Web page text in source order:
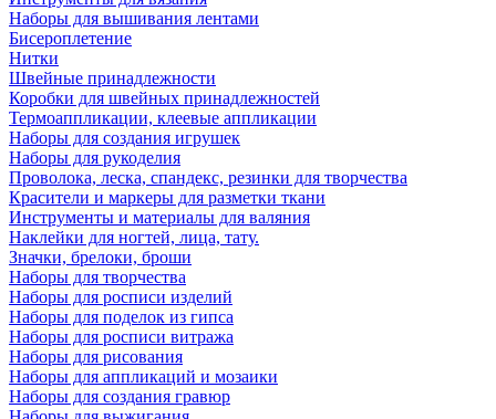
Наборы для вышивания лентами
Бисероплетение
Нитки
Швейные принадлежности
Коробки для швейных принадлежностей
Термоаппликации, клеевые аппликации
Наборы для создания игрушек
Наборы для рукоделия
Проволока, леска, спандекс, резинки для творчества
Красители и маркеры для разметки ткани
Инструменты и материалы для валяния
Наклейки для ногтей, лица, тату.
Значки, брелоки, броши
Наборы для творчества
Наборы для росписи изделий
Наборы для поделок из гипса
Наборы для росписи витража
Наборы для рисования
Наборы для аппликаций и мозаики
Наборы для создания гравюр